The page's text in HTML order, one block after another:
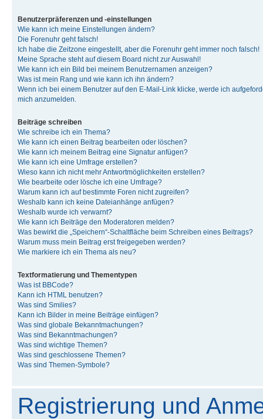
Benutzerpräferenzen und -einstellungen
Wie kann ich meine Einstellungen ändern?
Die Forenuhr geht falsch!
Ich habe die Zeitzone eingestellt, aber die Forenuhr geht immer noch falsch!
Meine Sprache steht auf diesem Board nicht zur Auswahl!
Wie kann ich ein Bild bei meinem Benutzernamen anzeigen?
Was ist mein Rang und wie kann ich ihn ändern?
Wenn ich bei einem Benutzer auf den E-Mail-Link klicke, werde ich
mich anzumelden.
Beiträge schreiben
Wie schreibe ich ein Thema?
Wie kann ich einen Beitrag bearbeiten oder löschen?
Wie kann ich meinem Beitrag eine Signatur anfügen?
Wie kann ich eine Umfrage erstellen?
Wieso kann ich nicht mehr Antwortmöglichkeiten erstellen?
Wie bearbeite oder lösche ich eine Umfrage?
Warum kann ich auf bestimmte Foren nicht zugreifen?
Weshalb kann ich keine Dateianhänge anfügen?
Weshalb wurde ich verwarnt?
Wie kann ich Beiträge den Moderatoren melden?
Was bewirkt die „Speichern“-Schaltfläche beim Schreiben eines Beitrags?
Warum muss mein Beitrag erst freigegeben werden?
Wie markiere ich ein Thema als neu?
Textformatierung und Thementypen
Was ist BBCode?
Kann ich HTML benutzen?
Was sind Smilies?
Kann ich Bilder in meine Beiträge einfügen?
Was sind globale Bekanntmachungen?
Was sind Bekanntmachungen?
Was sind wichtige Themen?
Was sind geschlossene Themen?
Was sind Themen-Symbole?
Registrierung und